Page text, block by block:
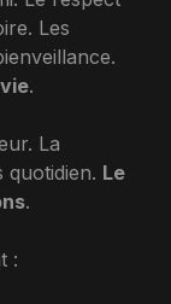
Les
.
La
quotidien. Le
.
: